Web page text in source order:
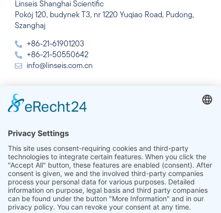
Linseis Shanghai Scientific
Pokój 120, budynek T3, nr 1220 Yuqiao Road, Pudong,
Szanghaj
+86-21-61901203
+86-21-50550642
info@linseis.com.cn
Indie
Plot 65, 2nd Floor, Sai Enclave,
+91-11-42883851
sales@linseis.in